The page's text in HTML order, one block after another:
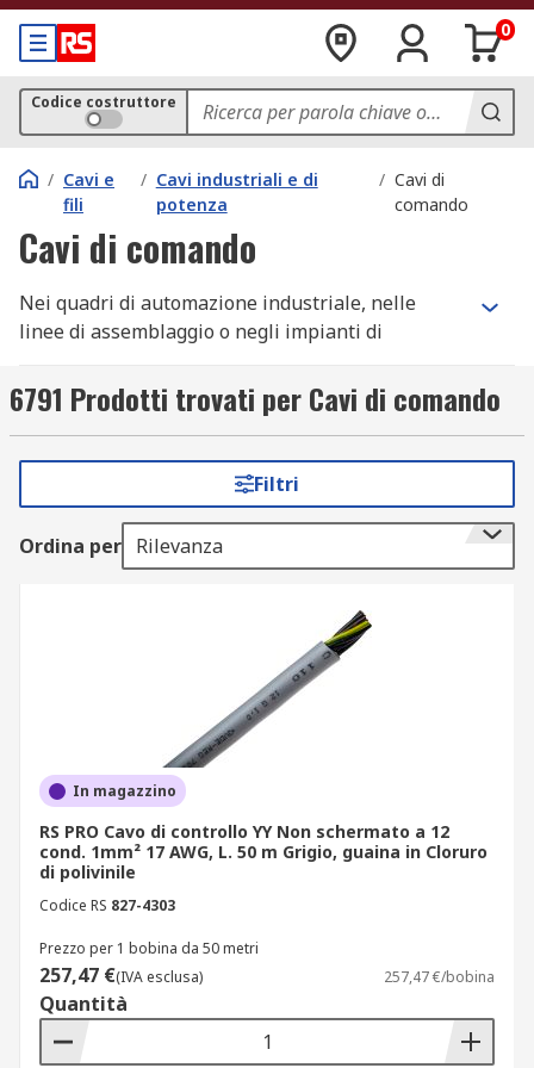
0
Codice costruttore
/ Cavi e
fili
/ Cavi industriali e di
potenza
/ Cavi di
comando
Cavi di comando
Nei quadri di automazione industriale, nelle
linee di assemblaggio o negli impianti di
garantiscono trasmissione affidabile di segnale,
dati e potenza con protezione da interferenze
RS trovi cavi multipolari nelle versioni CY
(schermati), SY (rinforzati con treccia acciaio) e YY
(non schermati), con conduttori in rame stagnato
o argentato, guaine in PVC, poliuretano o TPE.
sistema di sicurezza o una sensoristica
distribuita, ogni soluzione è selezionata per
robustezza e compatibilità. Acquista online i cavi
di comando più adatti al tuo impianto con
Configurazioni disponibili e
architetture
Per ottenere trasmissione stabile di segnale in
cavo più adatta al tuo sistema tra le seguenti
opzioni disponibili a catalogo:
cavi CY (schermati con treccia in rame
stagnato): protezione da interferenze
6791 Prodotti trovati per Cavi di comando
Filtri
Ordina per Rilevanza
In magazzino
RS PRO Cavo di controllo YY Non schermato a 12
cond. 1mm² 17 AWG, L. 50 m Grigio, guaina in Cloruro
di polivinile
Codice RS 827-4303
Prezzo per 1 bobina da 50 metri
257,47 €(IVA esclusa) 257,47 €/bobina
Quantità